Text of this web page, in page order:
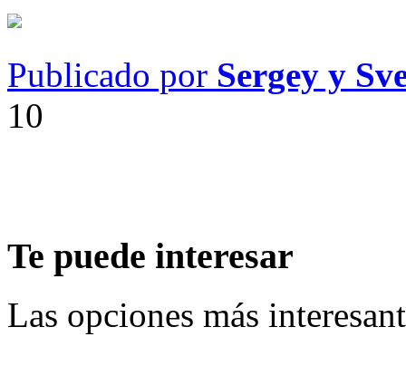
Publicado por Sergey y
10
Te puede interesar
Las opciones más